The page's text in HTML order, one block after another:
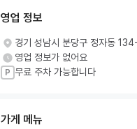
영업 정보
경기 성남시 분당구 정자동
영업 정보가 없어요
P 무료 주차 가능합니다
가게 메뉴